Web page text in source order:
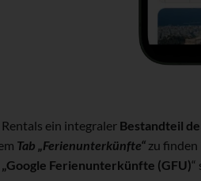
ein integraler Bestandteil
Tab „Ferienunterkünfte“ zu finden
„Google Ferienunterkünfte (GFU)